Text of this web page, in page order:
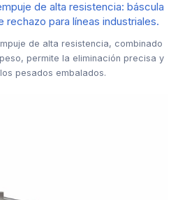
de alta resistencia: báscula
para líneas industriales.
de alta resistencia, combinado
permite la eliminación precisa y
pesados embalados.